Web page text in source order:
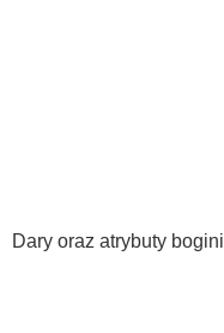
Dary oraz atrybuty bogini